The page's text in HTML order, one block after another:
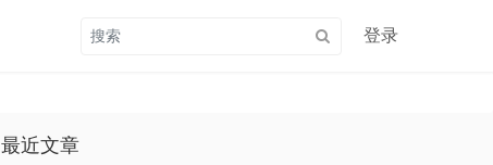
登录
最近文章